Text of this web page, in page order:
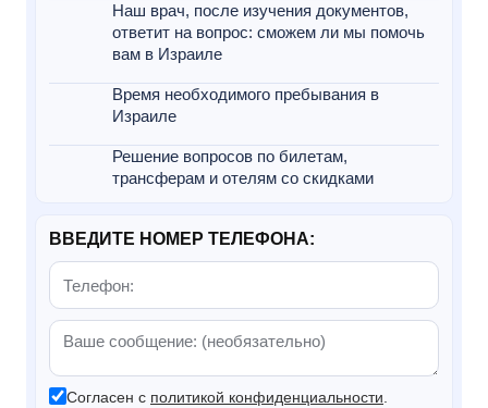
ВВЕДИТЕ НОМЕР ТЕЛЕФОНА:
Согласен с политикой конфиденциальности.
Наш врач, после изучения документов,
ответит на вопрос: сможем ли мы помочь
вам в Израиле
Время необходимого пребывания в
Израиле
Решение вопросов по билетам,
трансферам и отелям со скидками